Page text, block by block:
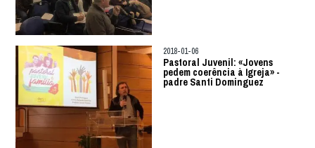
2018-01-06
Pastoral Juvenil: «Jovens
pedem coerência à Igreja» -
padre Santi Dominguez